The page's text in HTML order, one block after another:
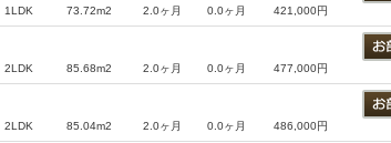
1LDK 73.72m2 2.0ヶ月 0.0ヶ月 421,000円
2LDK 85.68m2 2.0ヶ月 0.0ヶ月 477,000円
2LDK 85.04m2 2.0ヶ月 0.0ヶ月 486,000円